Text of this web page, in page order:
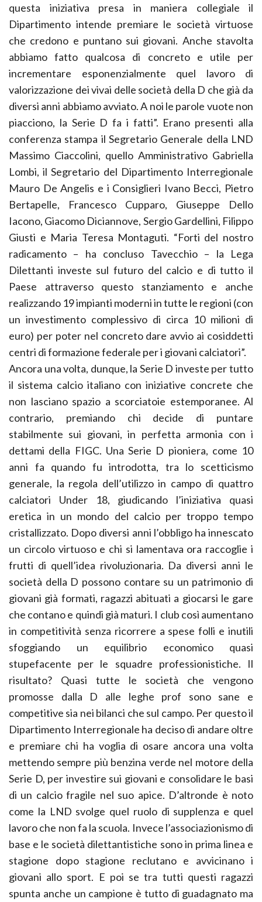
questa iniziativa presa in maniera collegiale il
Dipartimento intende premiare le società virtuose
che credono e puntano sui giovani. Anche stavolta
abbiamo fatto qualcosa di concreto e utile per
incrementare esponenzialmente quel lavoro di
valorizzazione dei vivai delle società della D che già da
diversi anni abbiamo avviato. A noi le parole vuote non
piacciono, la Serie D fa i fatti”. Erano presenti alla
conferenza stampa il Segretario Generale della LND
Massimo Ciaccolini, quello Amministrativo Gabriella
Lombi, il Segretario del Dipartimento Interregionale
Mauro De Angelis e i Consiglieri Ivano Becci, Pietro
Bertapelle, Francesco Cupparo, Giuseppe Dello
Iacono, Giacomo Diciannove, Sergio Gardellini, Filippo
Giusti e Maria Teresa Montaguti. “Forti del nostro
radicamento – ha concluso Tavecchio – la Lega
Dilettanti investe sul futuro del calcio e di tutto il
Paese attraverso questo stanziamento e anche
realizzando 19 impianti moderni in tutte le regioni (con
un investimento complessivo di circa 10 milioni di
euro) per poter nel concreto dare avvio ai cosiddetti
centri di formazione federale per i giovani calciatori”.
Ancora una volta, dunque, la Serie D investe per tutto
il sistema calcio italiano con iniziative concrete che
non lasciano spazio a scorciatoie estemporanee. Al
contrario, premiando chi decide di puntare
stabilmente sui giovani, in perfetta armonia con i
dettami della FIGC. Una Serie D pioniera, come 10
anni fa quando fu introdotta, tra lo scetticismo
generale, la regola dell’utilizzo in campo di quattro
calciatori Under 18, giudicando l’iniziativa quasi
eretica in un mondo del calcio per troppo tempo
cristallizzato. Dopo diversi anni l’obbligo ha innescato
un circolo virtuoso e chi si lamentava ora raccoglie i
frutti di quell’idea rivoluzionaria. Da diversi anni le
società della D possono contare su un patrimonio di
giovani già formati, ragazzi abituati a giocarsi le gare
che contano e quindi già maturi. I club così aumentano
in competitività senza ricorrere a spese folli e inutili
sfoggiando un equilibrio economico quasi
stupefacente per le squadre professionistiche. Il
risultato? Quasi tutte le società che vengono
promosse dalla D alle leghe prof sono sane e
competitive sia nei bilanci che sul campo. Per questo il
Dipartimento Interregionale ha deciso di andare oltre
e premiare chi ha voglia di osare ancora una volta
mettendo sempre più benzina verde nel motore della
Serie D, per investire sui giovani e consolidare le basi
di un calcio fragile nel suo apice. D’altronde è noto
come la LND svolge quel ruolo di supplenza e quel
lavoro che non fa la scuola. Invece l’associazionismo di
base e le società dilettantistiche sono in prima linea e
stagione dopo stagione reclutano e avvicinano i
giovani allo sport. E poi se tra tutti questi ragazzi
spunta anche un campione è tutto di guadagnato ma